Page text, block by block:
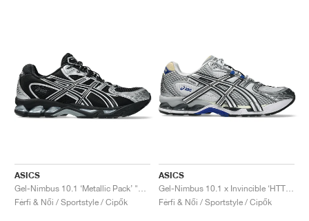
ASICS
Férfi & Női / Sportstyle / Cipők
ASICS
Férfi & Női / Sportstyle / Cipők